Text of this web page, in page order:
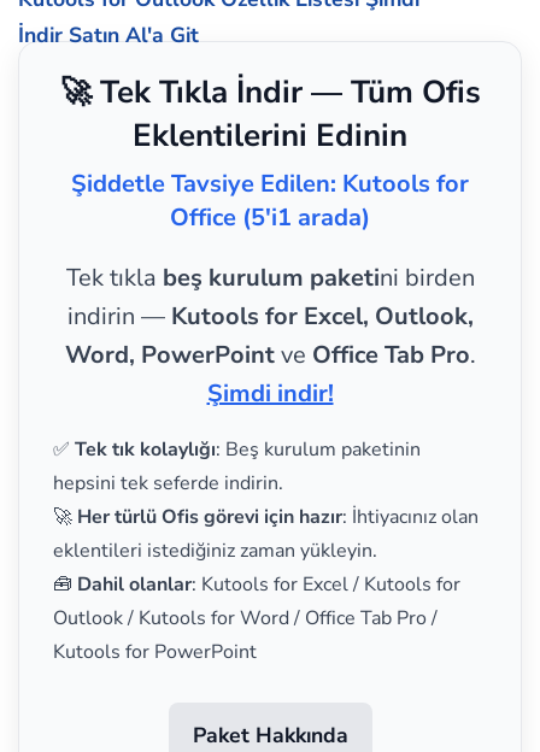
İndir Satın Al'a Git
🚀 Tek Tıkla İndir — Tüm Ofis
Eklentilerini Edinin
Şiddetle Tavsiye Edilen: Kutools for
Office (5'i1 arada)
Tek tıkla beş kurulum paketini birden
indirin — Kutools for Excel, Outlook,
Word, PowerPointve Office Tab Pro.
Şimdi indir!
✅ Tek tık kolaylığı: Beş kurulum paketinin
hepsini tek seferde indirin.
🚀 Her türlü Ofis görevi için hazır: İhtiyacınız olan
eklentileri istediğiniz zaman yükleyin.
🧰 Dahil olanlar: Kutools for Excel / Kutools for
Outlook / Kutools for Word / Office Tab Pro /
Kutools for PowerPoint
Paket Hakkında